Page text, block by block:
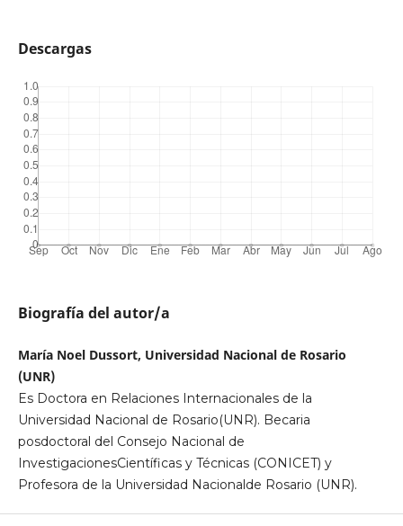
Descargas
Biografía del autor/a
María Noel Dussort, Universidad Nacional de Rosario
(UNR)
Es Doctora en Relaciones Internacionales de la
Universidad Nacional de Rosario(UNR). Becaria
posdoctoral del Consejo Nacional de
InvestigacionesCientíficas y Técnicas (CONICET) y
Profesora de la Universidad Nacionalde Rosario (UNR).